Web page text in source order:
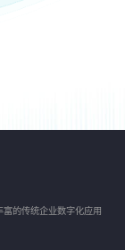
的传统企业数字化应用